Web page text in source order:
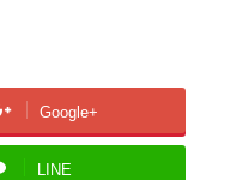
Google+
LINE